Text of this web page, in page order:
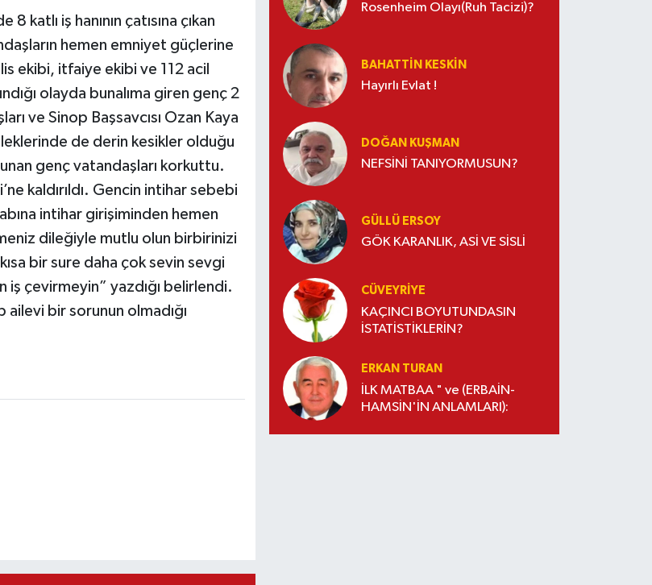
iş hanının çatısına çıkan
hemen emniyet güçlerine
ekibi, itfaiye ekibi ve 112 acil
olayda bunalıma giren genç 2
ve Sinop Başsavcısı Ozan Kaya
de derin kesikler olduğu
genç vatandaşları korkuttu.
kaldırıldı. Gencin intihar sebebi
intihar girişiminden hemen
dileğiyle mutlu olun birbirinizi
bir sure daha çok sevin sevgi
iş çevirmeyin” yazdığı belirlendi.
ailevi bir sorunun olmadığı
Rosenheim Olayı(Ruh Tacizi)?
BAHATTIN KESKİN
Hayırlı Evlat !
DOĞAN KUŞMAN
NEFSİNİ TANIYORMUSUN?
GÜLLÜ ERSOY
GÖK KARANLIK, ASİ VE SİSLİ
CÜVEYRIYE
KAÇINCI BOYUTUNDASIN
İSTATİSTİKLERİN?
ERKAN TURAN
İLK MATBAA " ve (ERBAİN-
HAMSİN'İN ANLAMLARI):